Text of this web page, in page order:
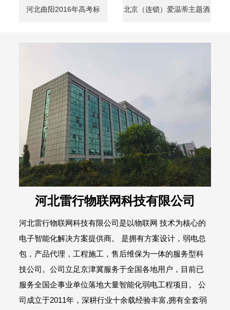
河北曲阳2016年高考标 北京（连锁）爱温蒂主题酒
河北雷行物联网科技有限公司
河北雷行物联网科技有限公司是以物联网 技术为核心的
电子智能化解决方案提供商。 是拥有方案设计，弱电总
包，产品代理，工程施工，售后维保为一体的服务型科
技公司。公司立足京津冀服务于全国各地用户，目前已
服务全国企事业单位落地大量智能化弱电工程项目。 公
司成立于2011年，深耕行业十余载经验丰富,拥有全套弱